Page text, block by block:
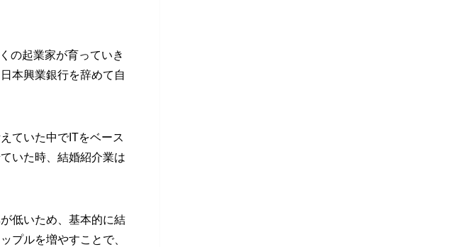
の起業家が育っていき
本興業銀行を辞めて自
ていた中でITをベース
いた時、結婚紹介業は
低いため、基本的に結
プルを増やすことで、